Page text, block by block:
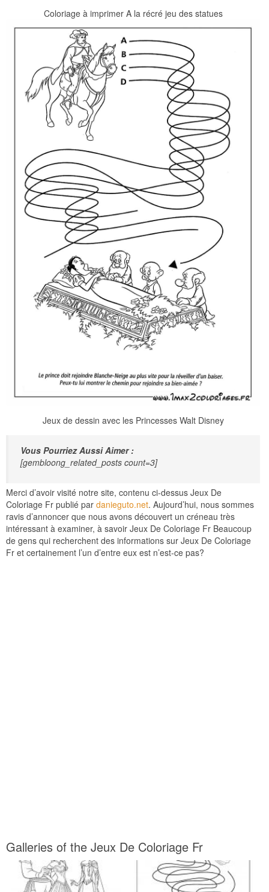
Coloriage à imprimer A la récré jeu des statues
Jeux de dessin avec les Princesses Walt Disney
Vous Pourriez Aussi Aimer :
[gembloong_related_posts count=3]
Merci d’avoir visité notre site, contenu ci-dessus Jeux De
Coloriage Fr publié par danieguto.net. Aujourd’hui, nous sommes
ravis d’annoncer que nous avons découvert un créneau très
intéressant à examiner, à savoir Jeux De Coloriage Fr Beaucoup
de gens qui recherchent des informations sur Jeux De Coloriage
Fr et certainement l’un d’entre eux est n’est-ce pas?
Galleries of the Jeux De Coloriage Fr